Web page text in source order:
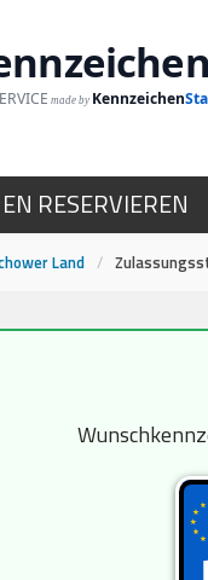
made by Kennzeichen
RESERVIEREN
Land /